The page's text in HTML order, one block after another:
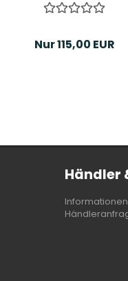
Nur 115,00 EUR
Händler